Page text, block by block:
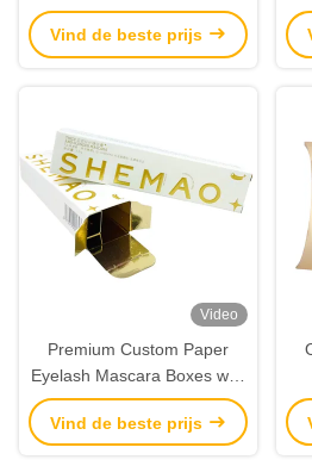
Packaging for Wigs, Hair
Extensions & Accessories
Vind de beste prijs
Video
Premium Custom Paper
Eyelash Mascara Boxes with
Gold Foil & Embossed Logo
– Luxury Cosmetic Paper
Vind de beste prijs